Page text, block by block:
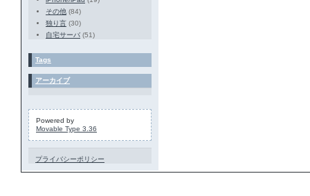
その他 (84)
独り言 (30)
自宅サーバ (51)
Tags
アーカイブ
Powered by
Movable Type 3.36
プライバシーポリシー